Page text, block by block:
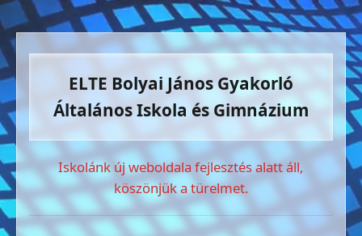
ELTE Bolyai János Gyakorló
Általános Iskola és Gimnázium
Iskolánk új weboldala fejlesztés alatt áll,
köszönjük a türelmet.